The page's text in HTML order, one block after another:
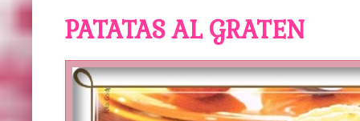
PATATAS AL GRATEN